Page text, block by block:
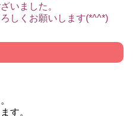
いました。
しくお願いします(*^^*)
す。